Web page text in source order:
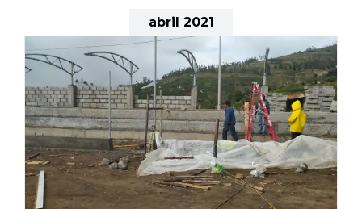
abril 2021